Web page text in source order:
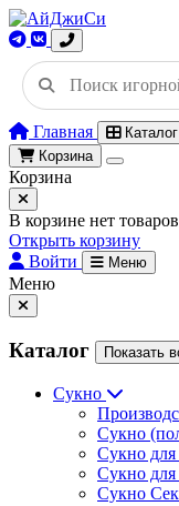
Главная
Каталог
Корзина
Корзина
В корзине нет товаров
Открыть корзину
Войти
Меню
Меню
Каталог Показать
Сукно
Сукно
Сукно для
Сукно для
Сукно